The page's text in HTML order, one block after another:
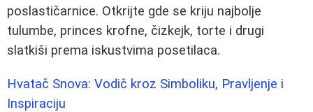
poslastičarnice. Otkrijte gde se kriju najbolje
tulumbe, princes krofne, čizkejk, torte i drugi
slatkiši prema iskustvima posetilaca.
Hvatač Snova: Vodič kroz Simboliku, Pravljenje i
Inspiraciju